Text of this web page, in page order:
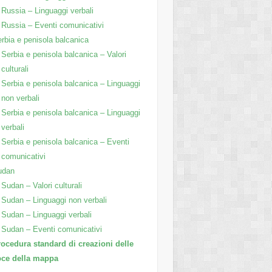
Russia – Linguaggi verbali
Russia – Eventi comunicativi
e penisola balcanica
Serbia e penisola balcanica – Valori
culturali
Serbia e penisola balcanica – Linguaggi
non verbali
Serbia e penisola balcanica – Linguaggi
verbali
Serbia e penisola balcanica – Eventi
comunicativi
Sudan – Valori culturali
Sudan – Linguaggi non verbali
Sudan – Linguaggi verbali
Sudan – Eventi comunicativi
standard di creazioni delle
della mappa